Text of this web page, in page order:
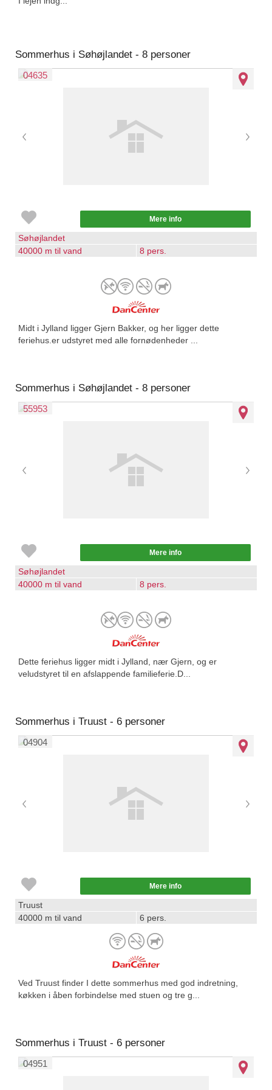
Sommerhus i Søhøjlandet - 8 personer
04635
Mere info
Søhøjlandet
40000 m til vand
8 pers.
Midt i Jylland ligger Gjern Bakker, og her ligger dette
feriehus.er udstyret med alle fornødenheder ...
Sommerhus i Søhøjlandet - 8 personer
55953
Mere info
Søhøjlandet
40000 m til vand
8 pers.
Dette feriehus ligger midt i Jylland, nær Gjern, og er
veludstyret til en afslappende familieferie.D...
Sommerhus i Truust - 6 personer
04904
Mere info
Truust
40000 m til vand
6 pers.
Ved Truust finder I dette sommerhus med god indretning,
køkken i åben forbindelse med stuen og tre g...
Sommerhus i Truust - 6 personer
04951